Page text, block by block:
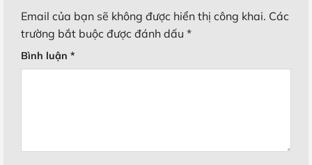
Email của bạn sẽ không được hiển thị công khai. Các
trường bắt buộc được đánh dấu *
Bình luận *